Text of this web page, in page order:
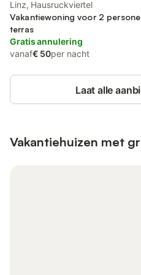
Linz, Hausruckviertel
Vakantiewoning voor 2
terras
Gratis annulering
vanaf€ 50per nacht
Laat alle
Vakantiehuizen met